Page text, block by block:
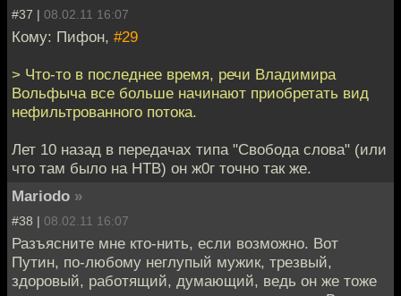
#37 | 08.02.11 16:07
Кому: Пифон, #29
> Что-то в последнее время, речи Владимира
Вольфыча все больше начинают приобретать вид
нефильтрованного потока.
Лет 10 назад в передачах типа "Свобода слова" (или
что там было на НТВ) он ж0г точно так же.
Mariodo »
#38 | 08.02.11 16:07
Разъясните мне кто-нить, если возможно. Вот
Путин, по-любому неглупый мужик, трезвый,
здоровый, работящий, думающий, ведь он же тоже